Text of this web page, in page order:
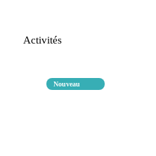
Activités
Nouveau